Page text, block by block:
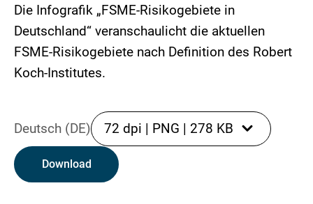
Die Infografik „FSME-Risikogebiete in
Deutschland“ veranschaulicht die aktuellen
FSME-Risikogebiete nach Definition des Robert
Koch-Institutes.
Deutsch (DE) 72 dpi | PNG | 278 KB
Download